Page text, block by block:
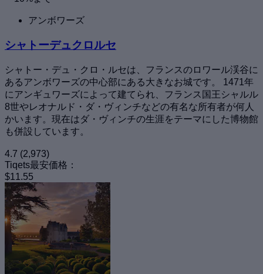
アンボワーズ
シャトーデュクロルセ
シャトー・デュ・クロ・ルセは、フランスのロワール渓谷に
あるアンボワーズの中心部にある大きなお城です。 1471年
にアンギュワーズによって建てられ、フランス国王シャルル
8世やレオナルド・ダ・ヴィンチなどの有名な所有者が何人
かいます。現在はダ・ヴィンチの生涯をテーマにした博物館
も併設しています。
4.7 (2,973)
Tiqets最安価格：
$11.55